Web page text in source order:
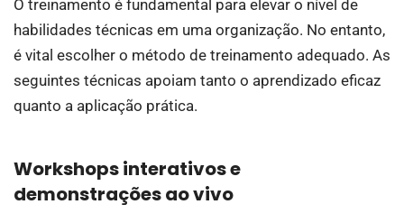
O treinamento é fundamental para elevar o nível de
habilidades técnicas em uma organização. No entanto,
é vital escolher o método de treinamento adequado. As
seguintes técnicas apoiam tanto o aprendizado eficaz
quanto a aplicação prática.
Workshops interativos e
demonstrações ao vivo